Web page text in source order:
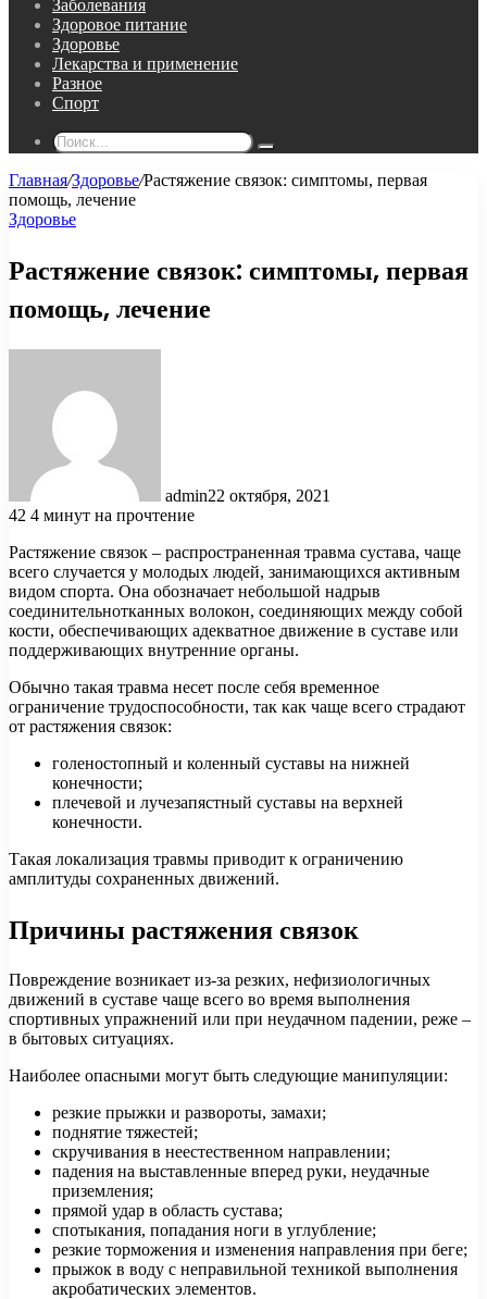
Заболевания
Здоровое питание
Здоровье
Лекарства и применение
Разное
Спорт
Поиск...
Главная/Здоровье/Растяжение связок: симптомы, первая
помощь, лечение
Здоровье
Растяжение связок: симптомы, первая
помощь, лечение
admin22 октября, 2021
42 4 минут на прочтение
Растяжение связок – распространенная травма сустава, чаще
всего случается у молодых людей, занимающихся активным
видом спорта. Она обозначает небольшой надрыв
соединительнотканных волокон, соединяющих между собой
кости, обеспечивающих адекватное движение в суставе или
поддерживающих внутренние органы.
Обычно такая травма несет после себя временное
ограничение трудоспособности, так как чаще всего страдают
от растяжения связок:
голеностопный и коленный суставы на нижней
конечности;
плечевой и лучезапястный суставы на верхней
конечности.
Такая локализация травмы приводит к ограничению
амплитуды сохраненных движений.
Причины растяжения связок
Повреждение возникает из-за резких, нефизиологичных
движений в суставе чаще всего во время выполнения
спортивных упражнений или при неудачном падении, реже –
в бытовых ситуациях.
Наиболее опасными могут быть следующие манипуляции:
резкие прыжки и развороты, замахи;
поднятие тяжестей;
скручивания в неестественном направлении;
падения на выставленные вперед руки, неудачные
приземления;
прямой удар в область сустава;
спотыкания, попадания ноги в углубление;
резкие торможения и изменения направления при беге;
прыжок в воду с неправильной техникой выполнения
акробатических элементов.